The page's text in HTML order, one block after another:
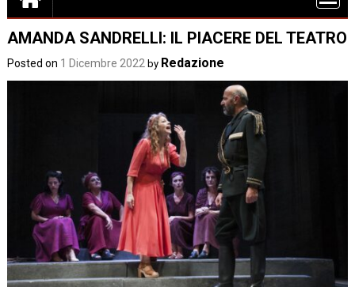
AMANDA SANDRELLI: IL PIACERE DEL TEATRO
Posted on 1 Dicembre 2022 by Redazione